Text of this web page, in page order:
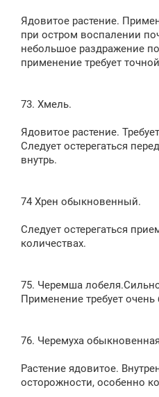
Ядовитое растение.
при остром воспалении
небольшое раздражение
применение требует
73. Хмель.
Ядовитое растение.
Следует остерегаться
внутрь.
74 Хрен обыкновенный.
Следует остерегаться
количествах.
75. Черемша
Применение требует
76. Черемуха
Растение ядовитое.
осторожности, особенно